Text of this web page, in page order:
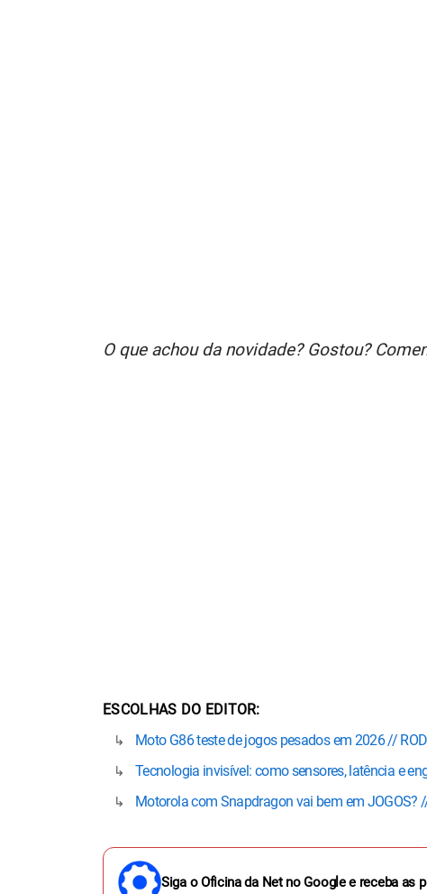
O que achou da novidade? Gostou?
ESCOLHAS DO EDITOR
Moto G86 teste de jogos pesados em 2026 //
Tecnologia invisível: como sensores, latência e
Motorola com Snapdragon vai bem em JOGOS?
Siga o Oficina da Net no Google e receba as